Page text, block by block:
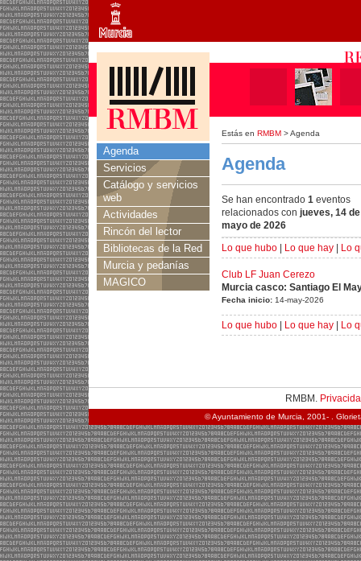
Estás en RMBM > Agenda
Agenda
Servicios
Catálogo y servicios
web
Actividades
Rincón del lector
Bibliotecas de la Red
Murcia y pedanías
MAGICO
Agenda
Se han encontrado 1 eventos
relacionados con jueves, 14 de
mayo de 2026
Lo que hubo
Lo que hay Lo
Club LF Juan Cerezo
Murcia casco: Santiago El
Fecha inicio: 14-may-2026
Lo que hubo Lo que hay Lo
RMBM.
© Ayuntamiento de Murcia, 2001- .